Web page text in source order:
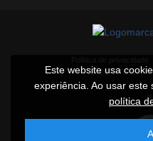
2021 © Todos os
Este website usa
experiência. Ao usar este
política